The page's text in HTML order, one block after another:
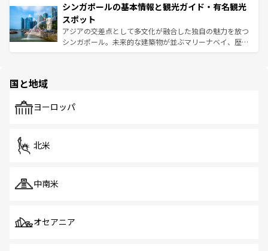
参照してほしい。
激する。気候は一年中温暖で、どの季節にも異なる楽しみ
が待っている。親しみやすいタイの人々、仏教を中心とし
た文化、そして多様な観光資源が、訪れる旅人を魅了し続
ける。 なお、新着のタイ情報はコンテンツ一覧を参照して
み、どこを訪れても感動するはず。観光スポットが密集し
ており、効率よく見どころを回れるのも魅力。息をのむよ
うな絶景から文化的な体験まで、香港を存分に楽しみ尽く
そう。 なお、新着の香港情報はコンテンツ一覧を参照して
シンガポールの基本情報と観光ガイド・有名観光
スポット
アジアの交差点として多文化が融合した独自の魅力を放つ
シンガポール。未来的な建築物が並ぶマリーナベイ、歴史
で、ホーカーズは地元の風情を楽しめる外せないスポット
国と地域
ヨーロッパ
北米
中南米
オセアニア